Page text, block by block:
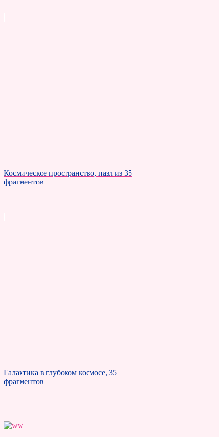
Космическое пространство, пазл из 35
фрагментов
Галактика в глубоком космосе, 35
фрагментов